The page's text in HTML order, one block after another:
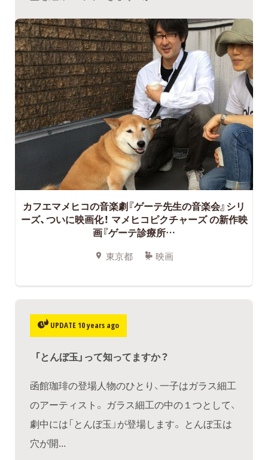
カフエマメヒコの音楽劇『ゲーテ先生の音楽会』シリ
ーズ、ついに映画化！ マメヒコピクチャーズ の新作映
画『ゲーテ診療所…
東京都 映画
UPDATE 10 years ago
「とんぼ玉」って知ってますか？
函館珈琲の登場人物のひとり、一子はガラス細工
のアーティスト。 ガラス細工の中の１つとして、
劇中には「とんぼ玉」が登場します。 とんぼ玉は
穴が開...